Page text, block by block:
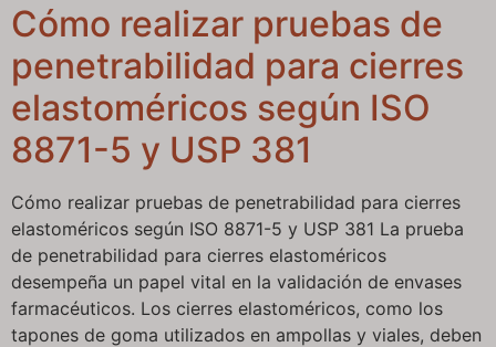
Cómo realizar pruebas de
penetrabilidad para cierres
elastoméricos según ISO
8871-5 y USP 381
Cómo realizar pruebas de penetrabilidad para cierres
elastoméricos según ISO 8871-5 y USP 381 La prueba
de penetrabilidad para cierres elastoméricos
desempeña un papel vital en la validación de envases
farmacéuticos. Los cierres elastoméricos, como los
tapones de goma utilizados en ampollas y viales, deben